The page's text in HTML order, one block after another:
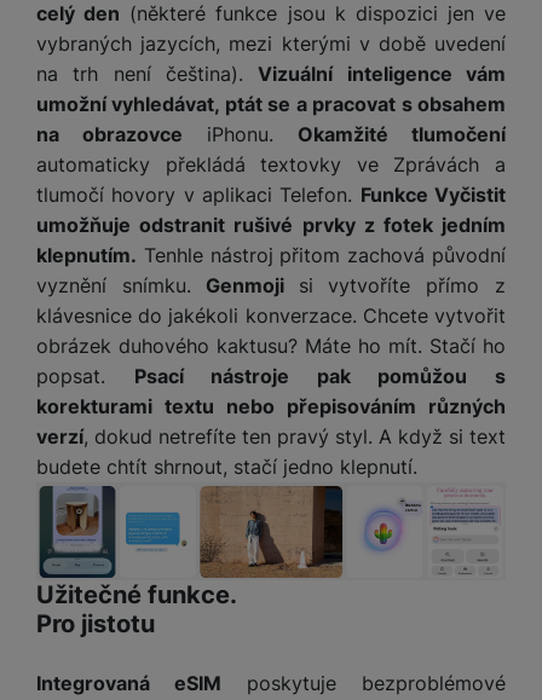
celý den (některé funkce jsou k dispozici jen ve
vybraných jazycích, mezi kterými v době uvedení
na trh není čeština).Vizuální inteligence vám
umožní vyhledávat, ptát se a pracovat s obsahem
na obrazovce iPhonu. Okamžité tlumočení
automaticky překládá textovky ve Zprávách a
tlumočí hovory v aplikaci Telefon. Funkce Vyčistit
umožňuje odstranit rušivé prvky z fotek jedním
klepnutím. Tenhle nástroj přitom zachová původní
vyznění snímku. Genmoji si vytvoříte přímo z
klávesnice do jakékoli konverzace. Chcete vytvořit
obrázek duhového kaktusu? Máte ho mít. Stačí ho
popsat. Psací nástroje pak pomůžou s
korekturami textu nebo přepisováním různých
verzí, dokud netrefíte ten pravý styl. A když si text
budete chtít shrnout, stačí jedno klepnutí.
Užitečné funkce.
Pro jistotu
Integrovaná eSIM poskytuje bezproblémové